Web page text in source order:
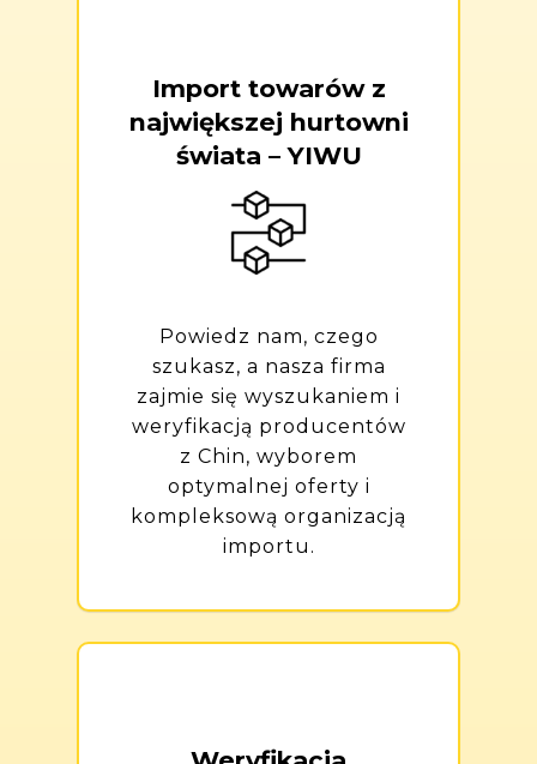
Import towarów z
największej hurtowni
świata – YIWU
Powiedz nam, czego
szukasz, a nasza firma
zajmie się wyszukaniem i
weryfikacją producentów
z Chin, wyborem
optymalnej oferty i
kompleksową organizacją
importu.